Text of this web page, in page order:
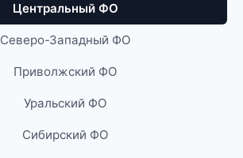
Центральный ФО
Северо-Западный ФО
Приволжский ФО
Уральский ФО
Сибирский ФО